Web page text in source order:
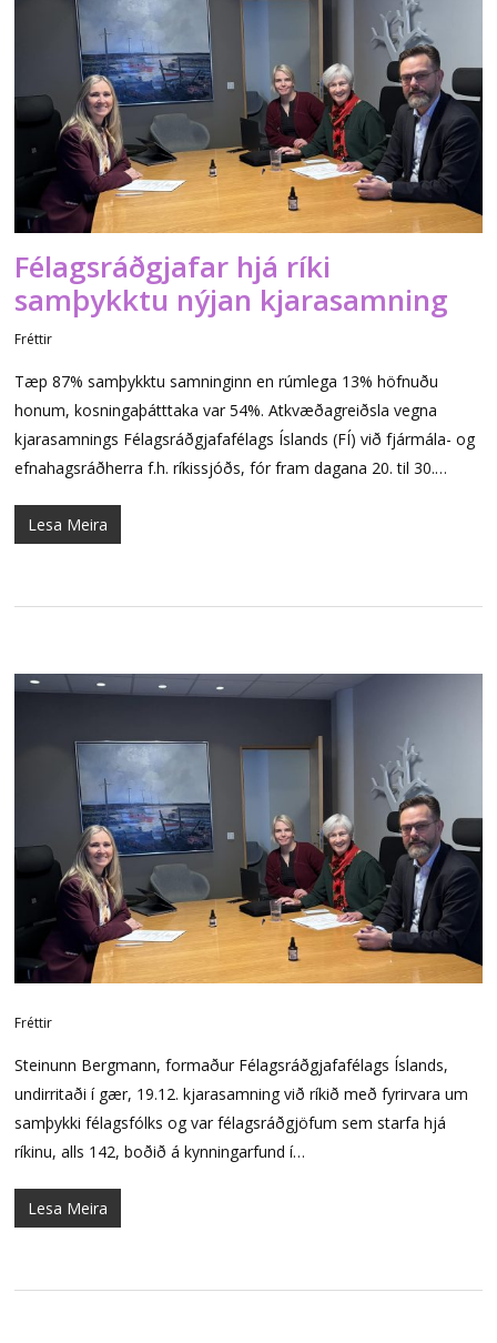
Félagsráðgjafar hjá ríki
samþykktu nýjan kjarasamning
Fréttir
Tæp 87% samþykktu samninginn en rúmlega 13% höfnuðu
honum, kosningaþátttaka var 54%. Atkvæðagreiðsla vegna
kjarasamnings Félagsráðgjafafélags Íslands (FÍ) við fjármála- og
efnahagsráðherra f.h. ríkissjóðs, fór fram dagana 20. til 30.…
Lesa Meira
Fréttir
Steinunn Bergmann, formaður Félagsráðgjafafélags Íslands,
undirritaði í gær, 19.12. kjarasamning við ríkið með fyrirvara um
samþykki félagsfólks og var félagsráðgjöfum sem starfa hjá
ríkinu, alls 142, boðið á kynningarfund í…
Lesa Meira